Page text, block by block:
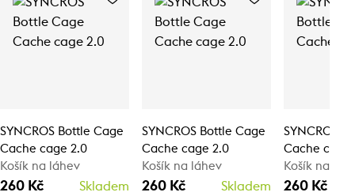
SYNCROS Bottle Cage
Cache cage 2.0
Košík na láhev
260 Kč Skladem
SYNCROS Bottle Cage
Cache cage 2.0
Košík na láhev
260 Kč Skladem
SYNCROS
Cache cage
Košík na
260 Kč